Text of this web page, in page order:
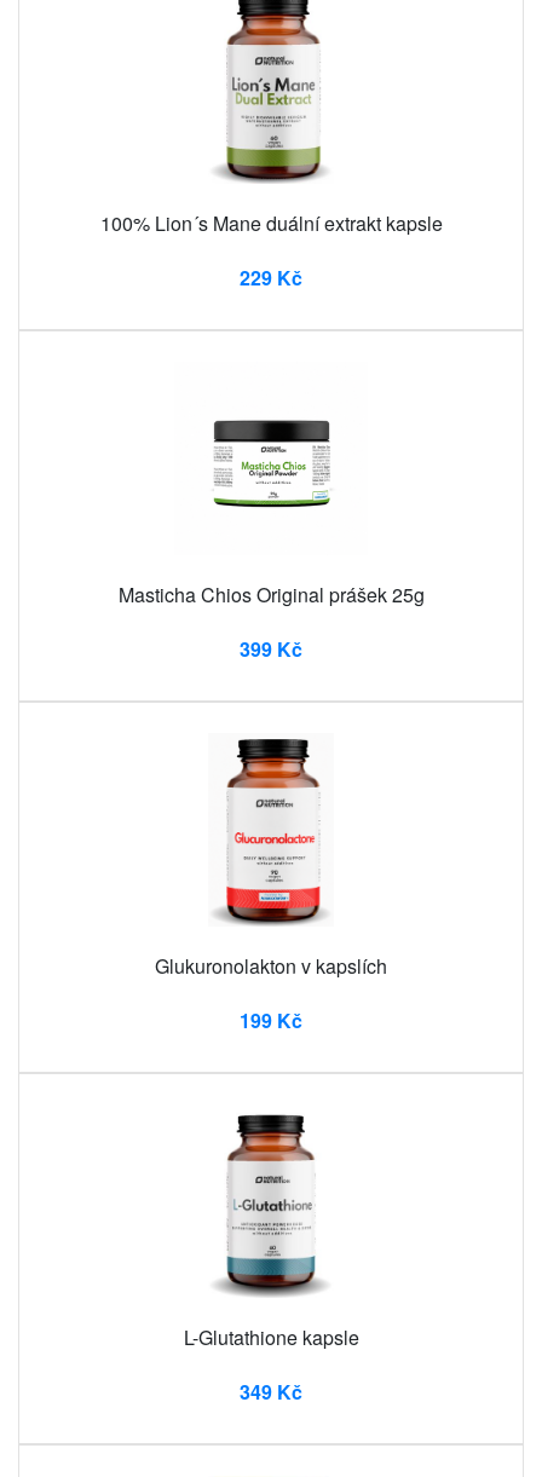
100% Lion´s Mane duální extrakt kapsle
229 Kč
Masticha Chios Original prášek 25g
399 Kč
Glukuronolakton v kapslích
199 Kč
L-Glutathione kapsle
349 Kč